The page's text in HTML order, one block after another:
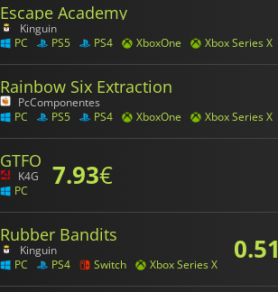
Escape Academy
Kinguin
PC
PS5 PS4 XboxOne Xbox Series X
Rainbow Six Extraction
PcComponentes
PC
PS5 PS4 XboxOne Xbox Series X
GTFO
K4G
PC
7.93€
Rubber Bandits
Kinguin
PC
PS4 Switch Xbox Series X 0.51